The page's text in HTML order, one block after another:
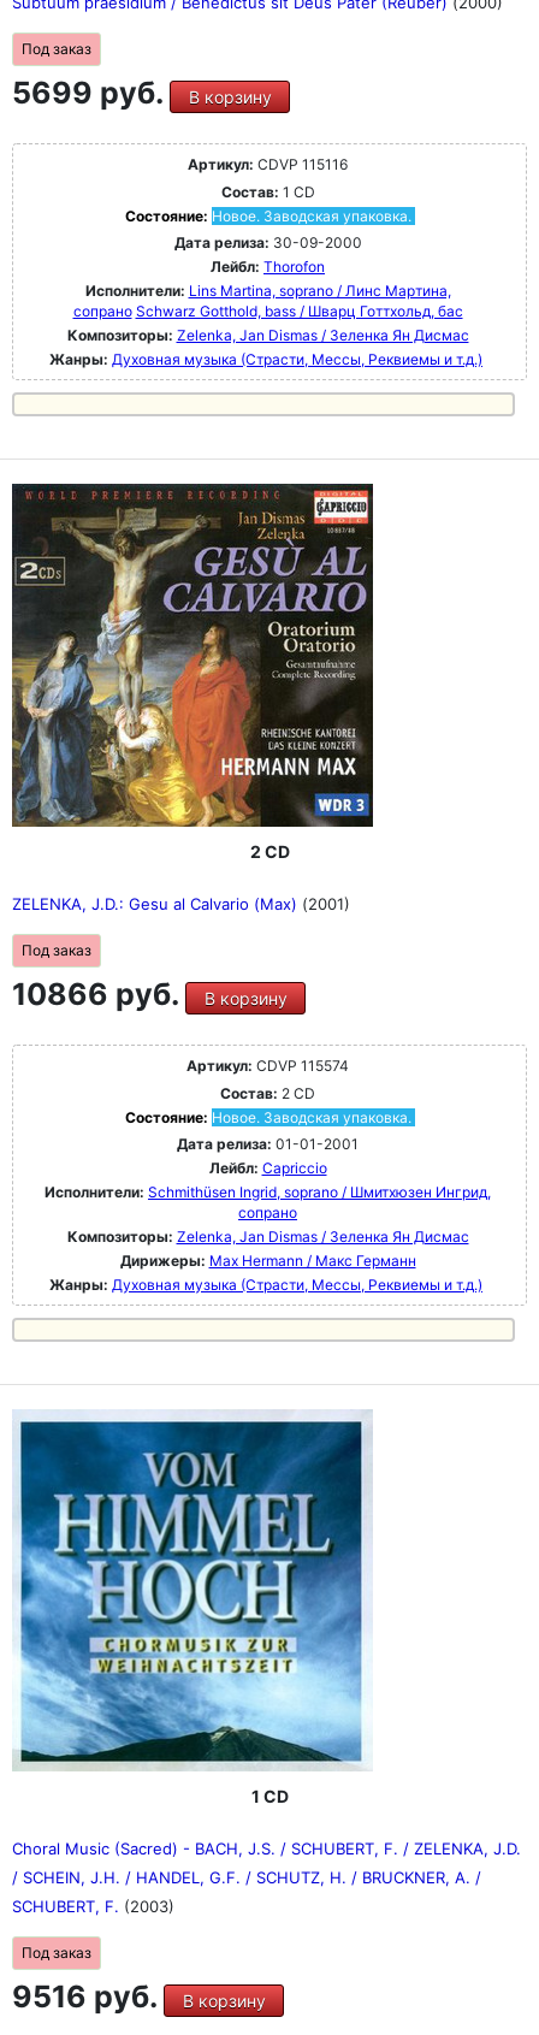
Под заказ
5699 руб. В корзину
Артикул: CDVP 115116
Состав: 1 CD
Состояние: Новое. Заводская упаковка.
Дата релиза: 30-09-2000
Лейбл: Thorofon
Исполнители: Lins Martina, soprano / Линс Мартина,
сопрано Schwarz Gotthold, bass / Шварц Готтхольд, бас
Композиторы: Zelenka, Jan Dismas / Зеленка Ян Дисмас
Жанры: Духовная музыка (Страсти, Мессы, Реквиемы и т.д.)
2 CD
ZELENKA, J.D.: Gesu al Calvario (Max) (2001)
Под заказ
10866 руб. В корзину
Артикул: CDVP 115574
Состав: 2 CD
Состояние: Новое. Заводская упаковка.
Дата релиза: 01-01-2001
Лейбл: Capriccio
Исполнители: Schmithüsen Ingrid, soprano / Шмитхюзен Ингрид,
сопрано
Композиторы: Zelenka, Jan Dismas / Зеленка Ян Дисмас
Дирижеры: Max Hermann / Макс Германн
Жанры: Духовная музыка (Страсти, Мессы, Реквиемы и т.д.)
1 CD
Choral Music (Sacred) - BACH, J.S. / SCHUBERT, F. / ZELENKA, J.D.
/ SCHEIN, J.H. / HANDEL, G.F. / SCHUTZ, H. / BRUCKNER, A. /
SCHUBERT, F. (2003)
Под заказ
9516 руб. В корзину